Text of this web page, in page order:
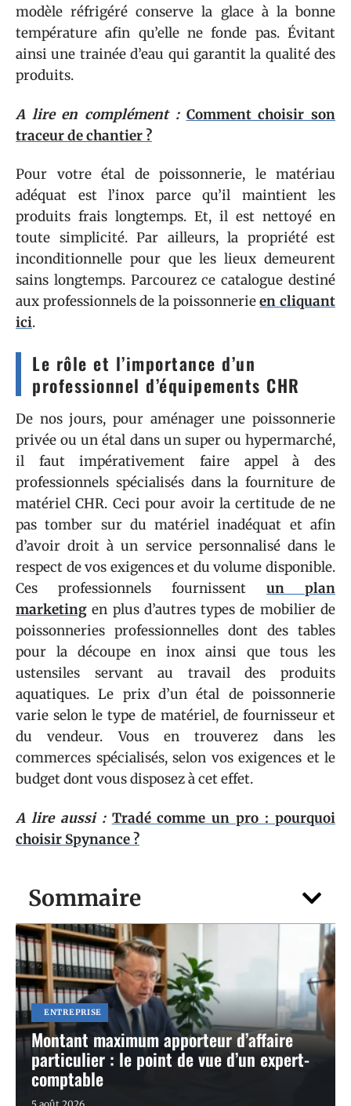
Sommaire
ENTREPRISE
Montant maximum apporteur d’affaire
particulier : le point de vue d’un expert-
comptable
5 août 2026
modèle réfrigéré conserve la glace à la bonne
température afin qu’elle ne fonde pas. Évitant
ainsi une trainée d’eau qui garantit la qualité des
produits.
A lire en complément : Comment choisir son
traceur de chantier ?
Pour votre étal de poissonnerie, le matériau
adéquat est l’inox parce qu’il maintient les
produits frais longtemps. Et, il est nettoyé en
toute simplicité. Par ailleurs, la propriété est
inconditionnelle pour que les lieux demeurent
sains longtemps. Parcourez ce catalogue destiné
aux professionnels de la poissonnerieen cliquant
ici.
Le rôle et l’importance d’un
professionnel d’équipements CHR
De nos jours, pour aménager une poissonnerie
privée ou un étal dans un super ou hypermarché,
il faut impérativement faire appel à des
professionnels spécialisés dans la fourniture de
matériel CHR. Ceci pour avoir la certitude de ne
pas tomber sur du matériel inadéquat et afin
d’avoir droit à un service personnalisé dans le
respect de vos exigences et du volume disponible.
Ces professionnels fournissent un plan
marketing en plus d’autres types de mobilier de
poissonneries professionnelles dont des tables
pour la découpe en inox ainsi que tous les
ustensiles servant au travail des produits
aquatiques. Le prix d’un étal de poissonnerie
varie selon le type de matériel, de fournisseur et
du vendeur. Vous en trouverez dans les
commerces spécialisés, selon vos exigences et le
budget dont vous disposez à cet effet.
A lire aussi : Tradé comme un pro : pourquoi
choisir Spynance ?